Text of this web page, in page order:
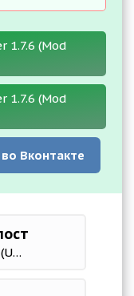
1.7.6 (Mod
1.7.6 (Mod
Вконтакте
Младенчик в желтом 2.3.7 Mod (Unlocked/No ads)